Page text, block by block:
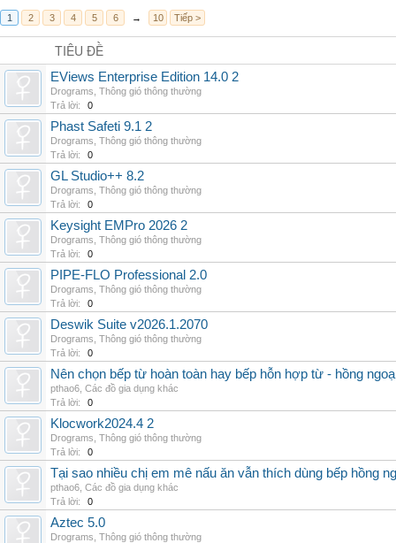
1 2 3 4 5 6 → 10 Tiếp >
TIÊU ĐỀ
EViews Enterprise Edition 14.0 2
Drograms Thông gió thông thường
Trả lời:
0
Phast Safeti 9.1 2
Drograms Thông gió thông thường
Trả lời:
0
GL Studio++ 8.2
Drograms Thông gió thông thường
Trả lời:
0
Keysight EMPro 2026 2
Drograms Thông gió thông thường
Trả lời:
0
PIPE-FLO Professional 2.0
Drograms Thông gió thông thường
Trả lời:
0
Deswik Suite v2026.1.2070
Drograms Thông gió thông thường
Trả lời:
0
Nên chọn bếp từ hoàn toàn hay bếp hỗn hợp từ - hồng
pthao6 Các đồ gia dụng khác
Trả lời:
0
Klocwork2024.4 2
Drograms Thông gió thông thường
Trả lời:
0
Tại sao nhiều chị em mê nấu ăn vẫn thích dùng bếp hồng
pthao6 Các đồ gia dụng khác
Trả lời:
0
Aztec 5.0
Drograms Thông gió thông thường